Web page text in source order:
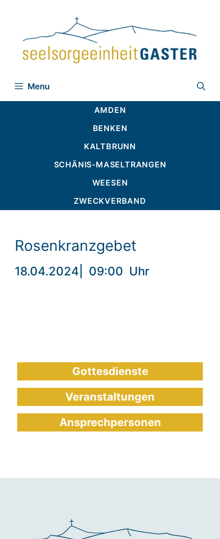
Menu
AMDEN
BENKEN
KALTBRUNN
SCHÄNIS-MASELTRANGEN
WEESEN
ZWECKVERBAND
Rosenkranzgebet
18.04.2024 09:00 Uhr
Gottesdienste
Veranstaltungen
Ansprechpersonen